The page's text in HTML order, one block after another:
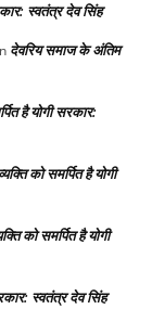
स्वतंत्र देव सिंह
देवरिय समाज के अंतिम
है योगी सरकार:
को समर्पित है योगी
को समर्पित है योगी
स्वतंत्र देव सिंह